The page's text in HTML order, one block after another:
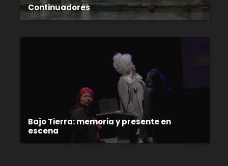
Continuadores
Bajo Tierra: memoria y presente en
escena